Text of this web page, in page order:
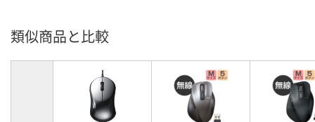
類似商品と比較